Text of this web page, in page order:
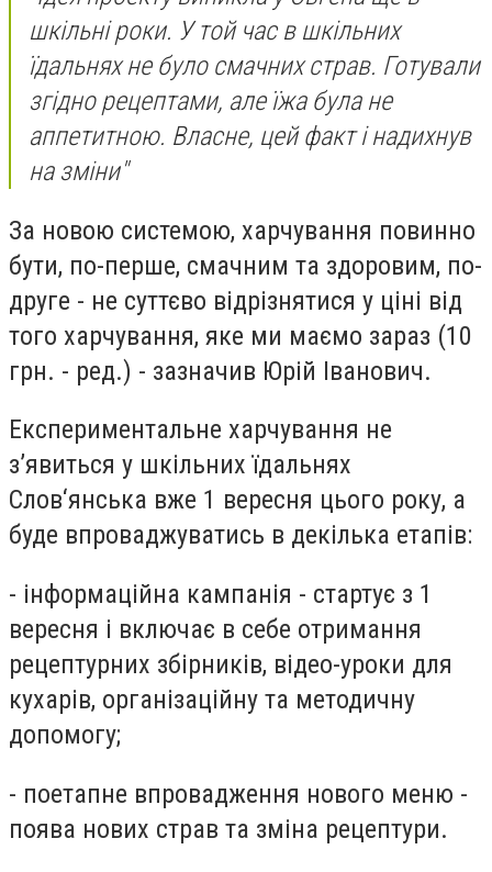
шкільні роки. У той час в шкільних
їдальнях не було смачних страв. Готували
згідно рецептами, але їжа була не
аппетитною. Власне, цей факт і надихнув
на зміни"
За новою системою, харчування повинно
бути, по-перше, смачним та здоровим, по-
друге - не суттєво відрізнятися у ціні від
того харчування, яке ми маємо зараз (10
грн. - ред.) - зазначив Юрій Іванович.
Експериментальне харчування не
з’явиться у шкільних їдальнях
Слов‘янська вже 1 вересня цього року, а
буде впроваджуватись в декілька етапів:
- інформаційна кампанія - стартує з 1
вересня і включає в себе отримання
рецептурних збірників, відео-уроки для
кухарів, організаційну та методичну
допомогу;
- поетапне впровадження нового меню -
поява нових страв та зміна рецептури.